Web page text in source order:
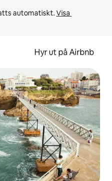
automatiskt. Visa
Hyr ut på Airbnb